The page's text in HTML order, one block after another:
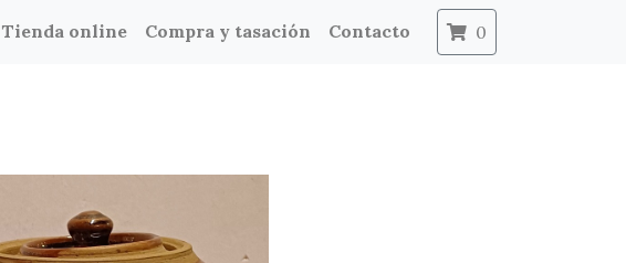
Tienda online Compra y tasación Contacto 0